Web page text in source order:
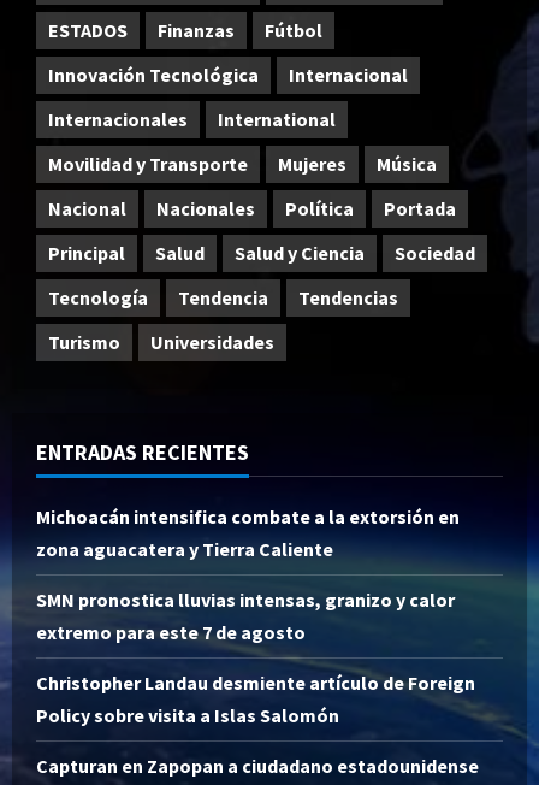
ESTADOS
Finanzas
Fútbol
Innovación Tecnológica
Internacional
Internacionales
International
Movilidad y Transporte
Mujeres
Música
Nacional
Nacionales Política
Portada
Principal
Salud Salud y Ciencia
Sociedad
Tecnología
Tendencia
Tendencias
Turismo
Universidades
ENTRADAS RECIENTES
Michoacán intensifica combate a la extorsión en
zona aguacatera y Tierra Caliente
SMN pronostica lluvias intensas, granizo y calor
extremo para este 7 de agosto
Christopher Landau desmiente artículo de Foreign
Policy sobre visita a Islas Salomón
Capturan en Zapopan a ciudadano estadounidense